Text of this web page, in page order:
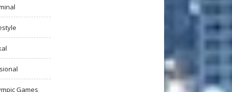
Games